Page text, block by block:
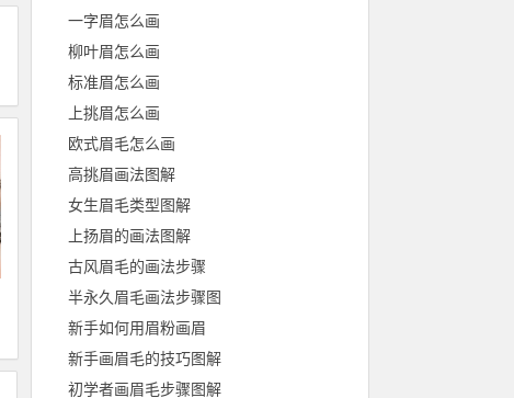
一字眉怎么画
柳叶眉怎么画
标准眉怎么画
上挑眉怎么画
欧式眉毛怎么画
高挑眉画法图解
女生眉毛类型图解
上扬眉的画法图解
古风眉毛的画法步骤
半永久眉毛画法步骤图
新手如何用眉粉画眉
新手画眉毛的技巧图解
初学者画眉毛步骤图解